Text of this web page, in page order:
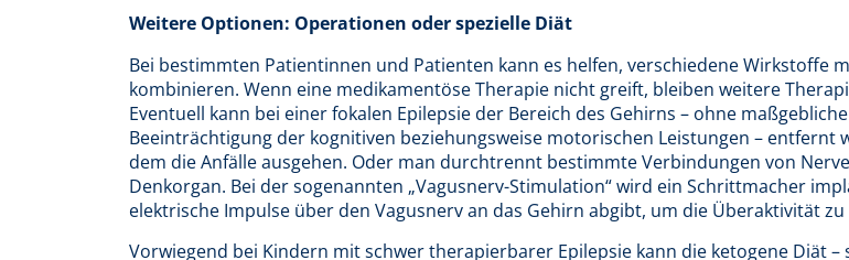
Weitere Optionen: Operationen oder spezielle Diät
Bei bestimmten Patientinnen und Patienten kann es helfen, verschiedene Wirkstoffe
kombinieren. Wenn eine medikamentöse Therapie nicht greift, bleiben weitere
Eventuell kann bei einer fokalen Epilepsie der Bereich des Gehirns – ohne maßgebliche
Beeinträchtigung der kognitiven beziehungsweise motorischen Leistungen – entfernt
dem die Anfälle ausgehen. Oder man durchtrennt bestimmte Verbindungen von
Denkorgan. Bei der sogenannten „Vagusnerv-Stimulation“ wird ein Schrittmacher
elektrische Impulse über den Vagusnerv an das Gehirn abgibt, um die Überaktivität
Vorwiegend bei Kindern mit schwer therapierbarer Epilepsie kann die ketogene Diät –